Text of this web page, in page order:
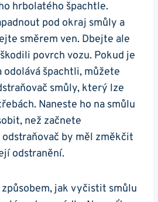
hrbolatého špachtle.
pod okraj smůly a
směrem ven. Dbejte ale
povrch vozu. Pokud je
odolává špachtli, můžete
smůly, který lze
Naneste ho na smůlu
než začnete
by měl změkčit
odstranění.
jak vyčistit smůlu